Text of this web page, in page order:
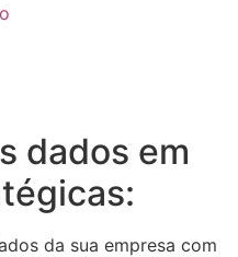
dados em
da sua empresa com